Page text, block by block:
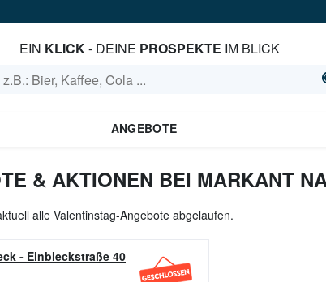
EIN KLICK- DEINE PROSPEKTE IM BLICK
ANGEBOTE
& AKTIONEN BEI MARKANT
alle Valentinstag-Angebote abgelaufen.
- Einbleckstraße 40